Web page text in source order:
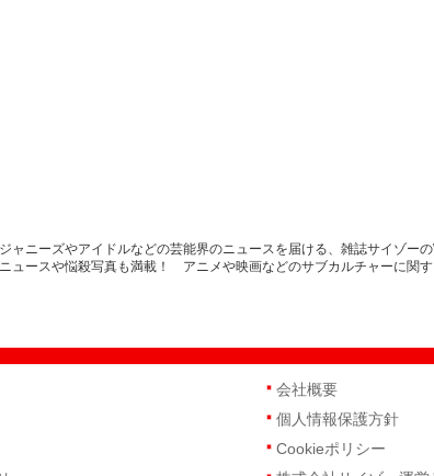
ャニーズやアイドルなどの芸能界のニュースを届ける、雑誌サイゾー
ュースや悩殺写真も満載！ アニメや映画などのサブカルチャーに関す
会社概要
個人情報保護方針
Cookieポリシー